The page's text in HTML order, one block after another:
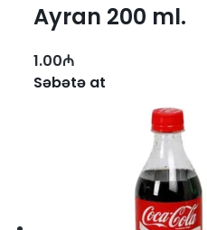
Ayran 200 ml.
1.00₼
Səbətə at